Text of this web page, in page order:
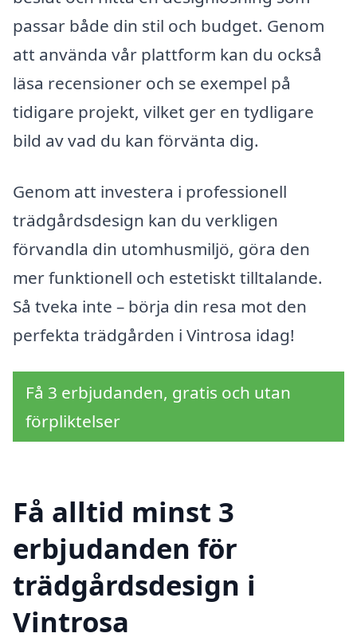
passar både din stil och budget. Genom
att använda vår plattform kan du också
läsa recensioner och se exempel på
tidigare projekt, vilket ger en tydligare
bild av vad du kan förvänta dig.
Genom att investera i professionell
trädgårdsdesign kan du verkligen
förvandla din utomhusmiljö, göra den
mer funktionell och estetiskt tilltalande.
Så tveka inte – börja din resa mot den
perfekta trädgården i Vintrosa idag!
Få 3 erbjudanden, gratis och utan
förpliktelser
Få alltid minst 3
erbjudanden för
trädgårdsdesign i
Vintrosa